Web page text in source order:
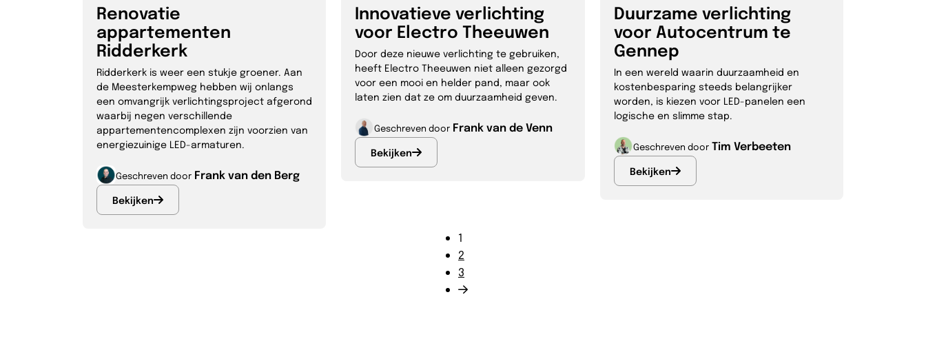
Renovatie
appartementen
Ridderkerk
Ridderkerk is weer een stukje groener. Aan
de Meesterkempweg hebben wij onlangs
een omvangrijk verlichtingsproject afgerond
waarbij negen verschillende
appartementencomplexen zijn voorzien van
energiezuinige LED-armaturen.
Geschreven door Frank van den Berg
Bekijken
Innovatieve verlichting
voor Electro Theeuwen
Door deze nieuwe verlichting te gebruiken,
heeft Electro Theeuwen niet alleen gezorgd
voor een mooi en helder pand, maar ook
laten zien dat ze om duurzaamheid geven.
Geschreven door Frank van de Venn
Bekijken
Duurzame verlichting
voor Autocentrum te
Gennep
In een wereld waarin duurzaamheid en
kostenbesparing steeds belangrijker
worden, is kiezen voor LED-panelen een
logische en slimme stap.
Geschreven door Tim Verbeeten
Bekijken
1
2
3